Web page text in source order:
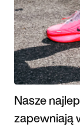
Nasze
zapewniają